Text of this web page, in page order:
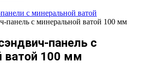
с минеральной ватой
панель с минеральной ватой 100 мм
панель с
ватой 100 мм